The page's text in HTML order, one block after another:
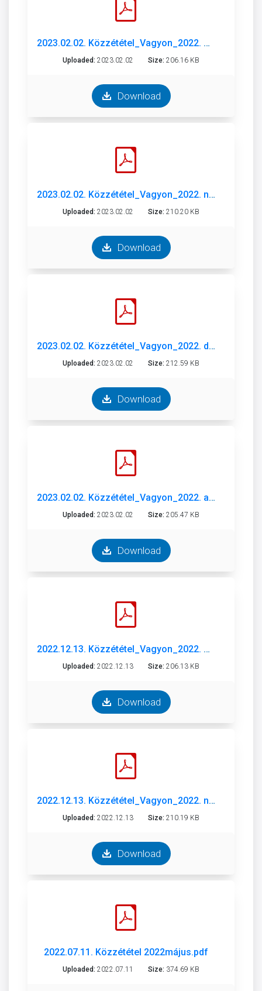
2023.02.02. Közzététel_Vagyon_2022. október.pdf
Uploaded: 2023.02.02 Size: 206.16 KB
Download
2023.02.02. Közzététel_Vagyon_2022. november.pdf
Uploaded: 2023.02.02 Size: 210.20 KB
Download
2023.02.02. Közzététel_Vagyon_2022. december.pdf
Uploaded: 2023.02.02 Size: 212.59 KB
Download
2023.02.02. Közzététel_Vagyon_2022. augusztus.pdf
Uploaded: 2023.02.02 Size: 205.47 KB
Download
2022.12.13. Közzététel_Vagyon_2022. október.pdf
Uploaded: 2022.12.13 Size: 206.13 KB
Download
2022.12.13. Közzététel_Vagyon_2022. november.pdf
Uploaded: 2022.12.13 Size: 210.19 KB
Download
2022.07.11. Közzététel 2022május.pdf
Uploaded: 2022.07.11 Size: 374.69 KB